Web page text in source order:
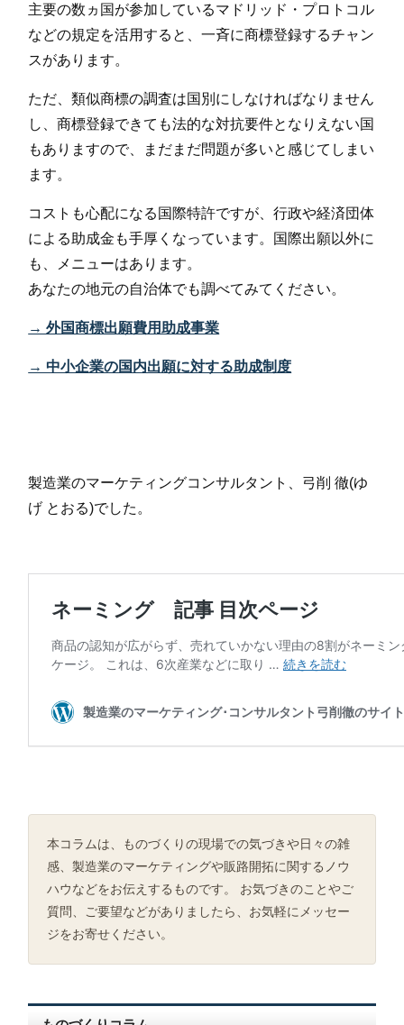
主要の数ヵ国が参加しているマドリッド・プロトコル
などの規定を活用すると、一斉に商標登録するチャン
スがあります。
ただ、類似商標の調査は国別にしなければなりません
し、商標登録できても法的な対抗要件となりえない国
もありますので、まだまだ問題が多いと感じてしまい
ます。
コストも心配になる国際特許ですが、行政や経済団体
による助成金も手厚くなっています。国際出願以外に
も、メニューはあります。
あなたの地元の自治体でも調べてみてください。
→ 外国商標出願費用助成事業
→ 中小企業の国内出願に対する助成制度
製造業のマーケティングコンサルタント、弓削 徹(ゆ
げ とおる)でした。
本コラムは、ものづくりの現場での気づきや日々の雑
感、製造業のマーケティングや販路開拓に関するノウ
ハウなどをお伝えするものです。 お気づきのことやご
質問、ご要望などがありましたら、お気軽にメッセー
ジをお寄せください。